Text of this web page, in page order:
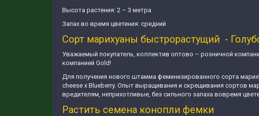
Высота растения: 2 – 3 метра
Запах во время цветения: средний
Сорт марихуаны быстрорастущий -
Уважаемый покупатель, коллектив оптово – розничной
компанией Gold!
Для получения нового штамма феминизированного сорта
cheese x Вlueberry. Опыт выращивания и скрещивания сортов
вредителям, неприхотливые, без сильного запаха вовремя
Растить семена конопли фемки